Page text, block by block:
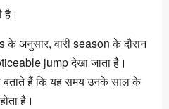
है।
अनुसार, वारी season के दौरान
jump देखा जाता है।
हैं कि यह समय उनके साल के
है।